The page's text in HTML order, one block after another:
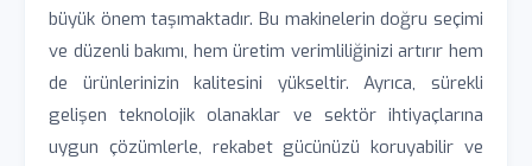
büyük önem taşımaktadır. Bu makinelerin doğru seçimi
ve düzenli bakımı, hem üretim verimliliğinizi artırır hem
de ürünlerinizin kalitesini yükseltir. Ayrıca, sürekli
gelişen teknolojik olanaklar ve sektör ihtiyaçlarına
uygun çözümlerle, rekabet gücünüzü koruyabilir ve